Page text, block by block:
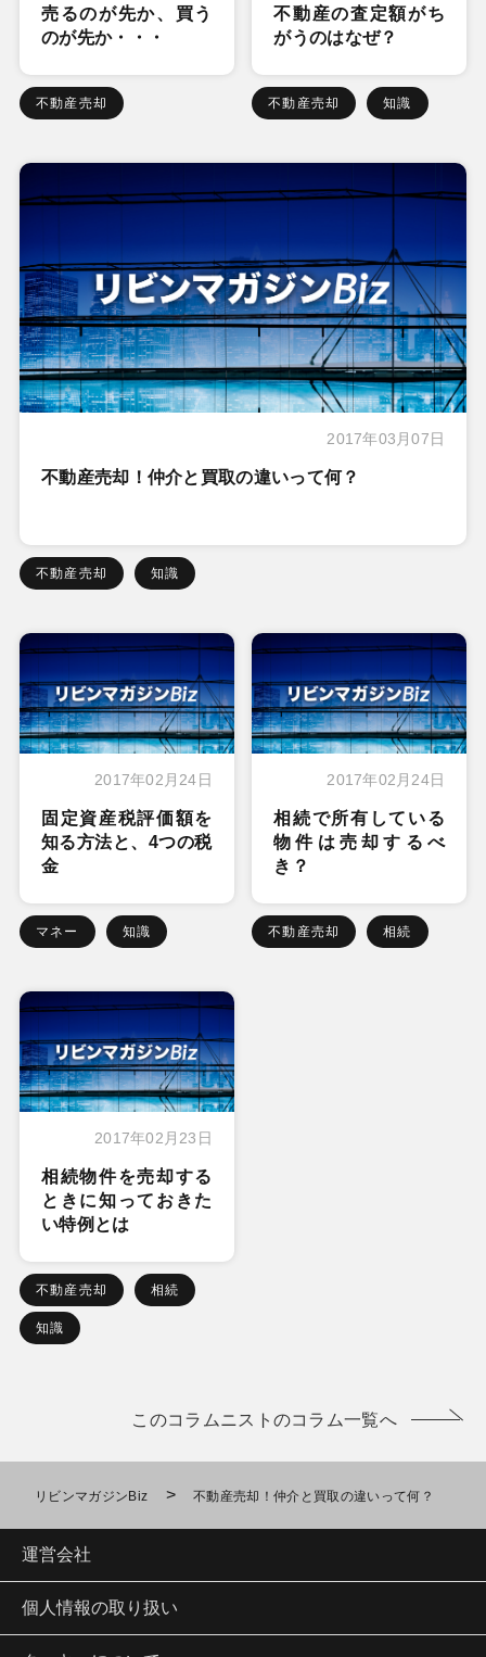
売るのが先か、買う
のが先か・・・
不動産売却
不動産の査定額がち
がうのはなぜ？
不動産売却 知識
2017年03月07日
不動産売却！仲介と買取の違いって何？
不動産売却 知識
2017年02月24日
固定資産税評価額を
知る方法と、4つの税
金
マネー 知識
2017年02月24日
相続で所有している
物件は売却するべ
き？
不動産売却 相続
2017年02月23日
相続物件を売却する
ときに知っておきた
い特例とは
不動産売却 相続
知識
このコラムニストのコラム一覧へ
リビンマガジンBiz > 不動産売却！仲介と買取の違いって何？
運営会社
個人情報の取り扱い